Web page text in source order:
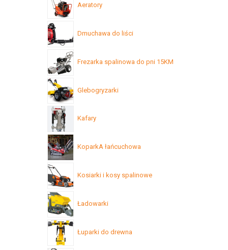
Aeratory
Dmuchawa do liści
Frezarka spalinowa do pni 15KM
Glebogryzarki
Kafary
KoparkA łańcuchowa
Kosiarki i kosy spalinowe
Ładowarki
Łuparki do drewna